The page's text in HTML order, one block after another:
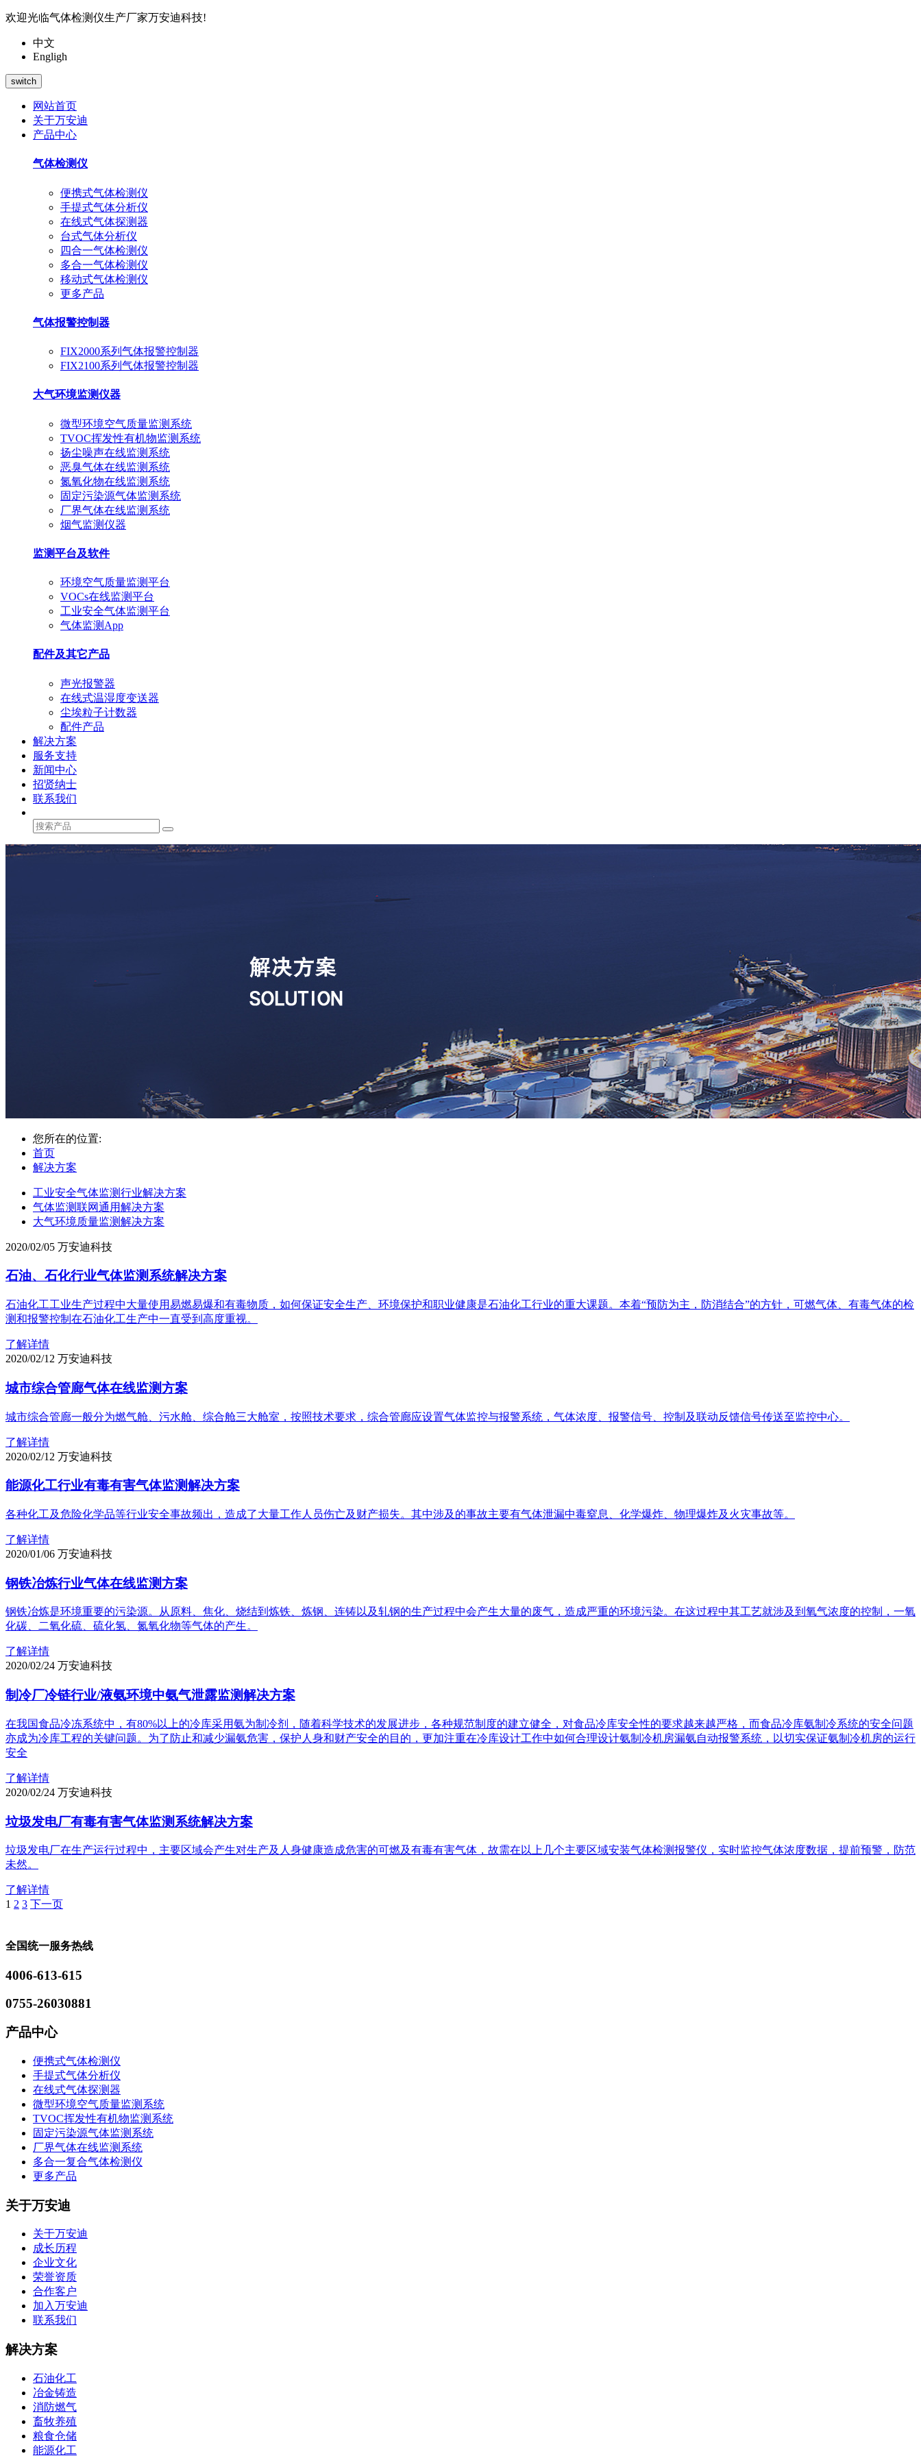
欢迎光临气体检测仪生产厂家万安迪科技!
中文
Engligh
switch
网站首页
关于万安迪
产品中心
气体检测仪
便携式气体检测仪
手提式气体分析仪
在线式气体探测器
台式气体分析仪
四合一气体检测仪
多合一气体检测仪
移动式气体检测仪
更多产品
气体报警控制器
FIX2000系列气体报警控制器
FIX2100系列气体报警控制器
大气环境监测仪器
微型环境空气质量监测系统
TVOC挥发性有机物监测系统
扬尘噪声在线监测系统
恶臭气体在线监测系统
氮氧化物在线监测系统
固定污染源气体监测系统
厂界气体在线监测系统
烟气监测仪器
监测平台及软件
环境空气质量监测平台
VOCs在线监测平台
工业安全气体监测平台
气体监测App
配件及其它产品
声光报警器
在线式温湿度变送器
尘埃粒子计数器
配件产品
解决方案
服务支持
新闻中心
招贤纳士
联系我们
您所在的位置:
首页
解决方案
工业安全气体监测行业解决方案
气体监测联网通用解决方案
大气环境质量监测解决方案
2020/02/05 万安迪科技
石油、石化行业气体监测系统解决方案
石油化工工业生产过程中大量使用易燃易爆和有毒物质，如何保证安全生产、环境保护和职业健康是石油化工行业的重大课题。本着“预防为主，防消结合”的方针，可燃气体、有毒气体的检
测和报警控制在石油化工生产中一直受到高度重视。
了解详情
2020/02/12 万安迪科技
城市综合管廊气体在线监测方案
城市综合管廊一般分为燃气舱、污水舱、综合舱三大舱室，按照技术要求，综合管廊应设置气体监控与报警系统，气体浓度、报警信号、控制及联动反馈信号传送至监控中心。
了解详情
2020/02/12 万安迪科技
能源化工行业有毒有害气体监测解决方案
各种化工及危险化学品等行业安全事故频出，造成了大量工作人员伤亡及财产损失。其中涉及的事故主要有气体泄漏中毒窒息、化学爆炸、物理爆炸及火灾事故等。
了解详情
2020/01/06 万安迪科技
钢铁冶炼行业气体在线监测方案
钢铁冶炼是环境重要的污染源。从原料、焦化、烧结到炼铁、炼钢、连铸以及轧钢的生产过程中会产生大量的废气，造成严重的环境污染。在这过程中其工艺就涉及到氧气浓度的控制，一氧
化碳、二氧化硫、硫化氢、氮氧化物等气体的产生。
了解详情
2020/02/24 万安迪科技
制冷厂冷链行业/液氨环境中氨气泄露监测解决方案
在我国食品冷冻系统中，有80%以上的冷库采用氨为制冷剂，随着科学技术的发展进步，各种规范制度的建立健全，对食品冷库安全性的要求越来越严格，而食品冷库氨制冷系统的安全问题
亦成为冷库工程的关键问题。为了防止和减少漏氨危害，保护人身和财产安全的目的，更加注重在冷库设计工作中如何合理设计氨制冷机房漏氨自动报警系统，以切实保证氨制冷机房的运行
安全
了解详情
2020/02/24 万安迪科技
垃圾发电厂有毒有害气体监测系统解决方案
垃圾发电厂在生产运行过程中，主要区域会产生对生产及人身健康造成危害的可燃及有毒有害气体，故需在以上几个主要区域安装气体检测报警仪，实时监控气体浓度数据，提前预警，防范
未然。
了解详情
1 2 3 下一页
全国统一服务热线
4006-613-615
0755-26030881
产品中心
便携式气体检测仪
手提式气体分析仪
在线式气体探测器
微型环境空气质量监测系统
TVOC挥发性有机物监测系统
固定污染源气体监测系统
厂界气体在线监测系统
多合一复合气体检测仪
更多产品
关于万安迪
关于万安迪
成长历程
企业文化
荣誉资质
合作客户
加入万安迪
联系我们
解决方案
石油化工
冶金铸造
消防燃气
畜牧养殖
粮食仓储
能源化工